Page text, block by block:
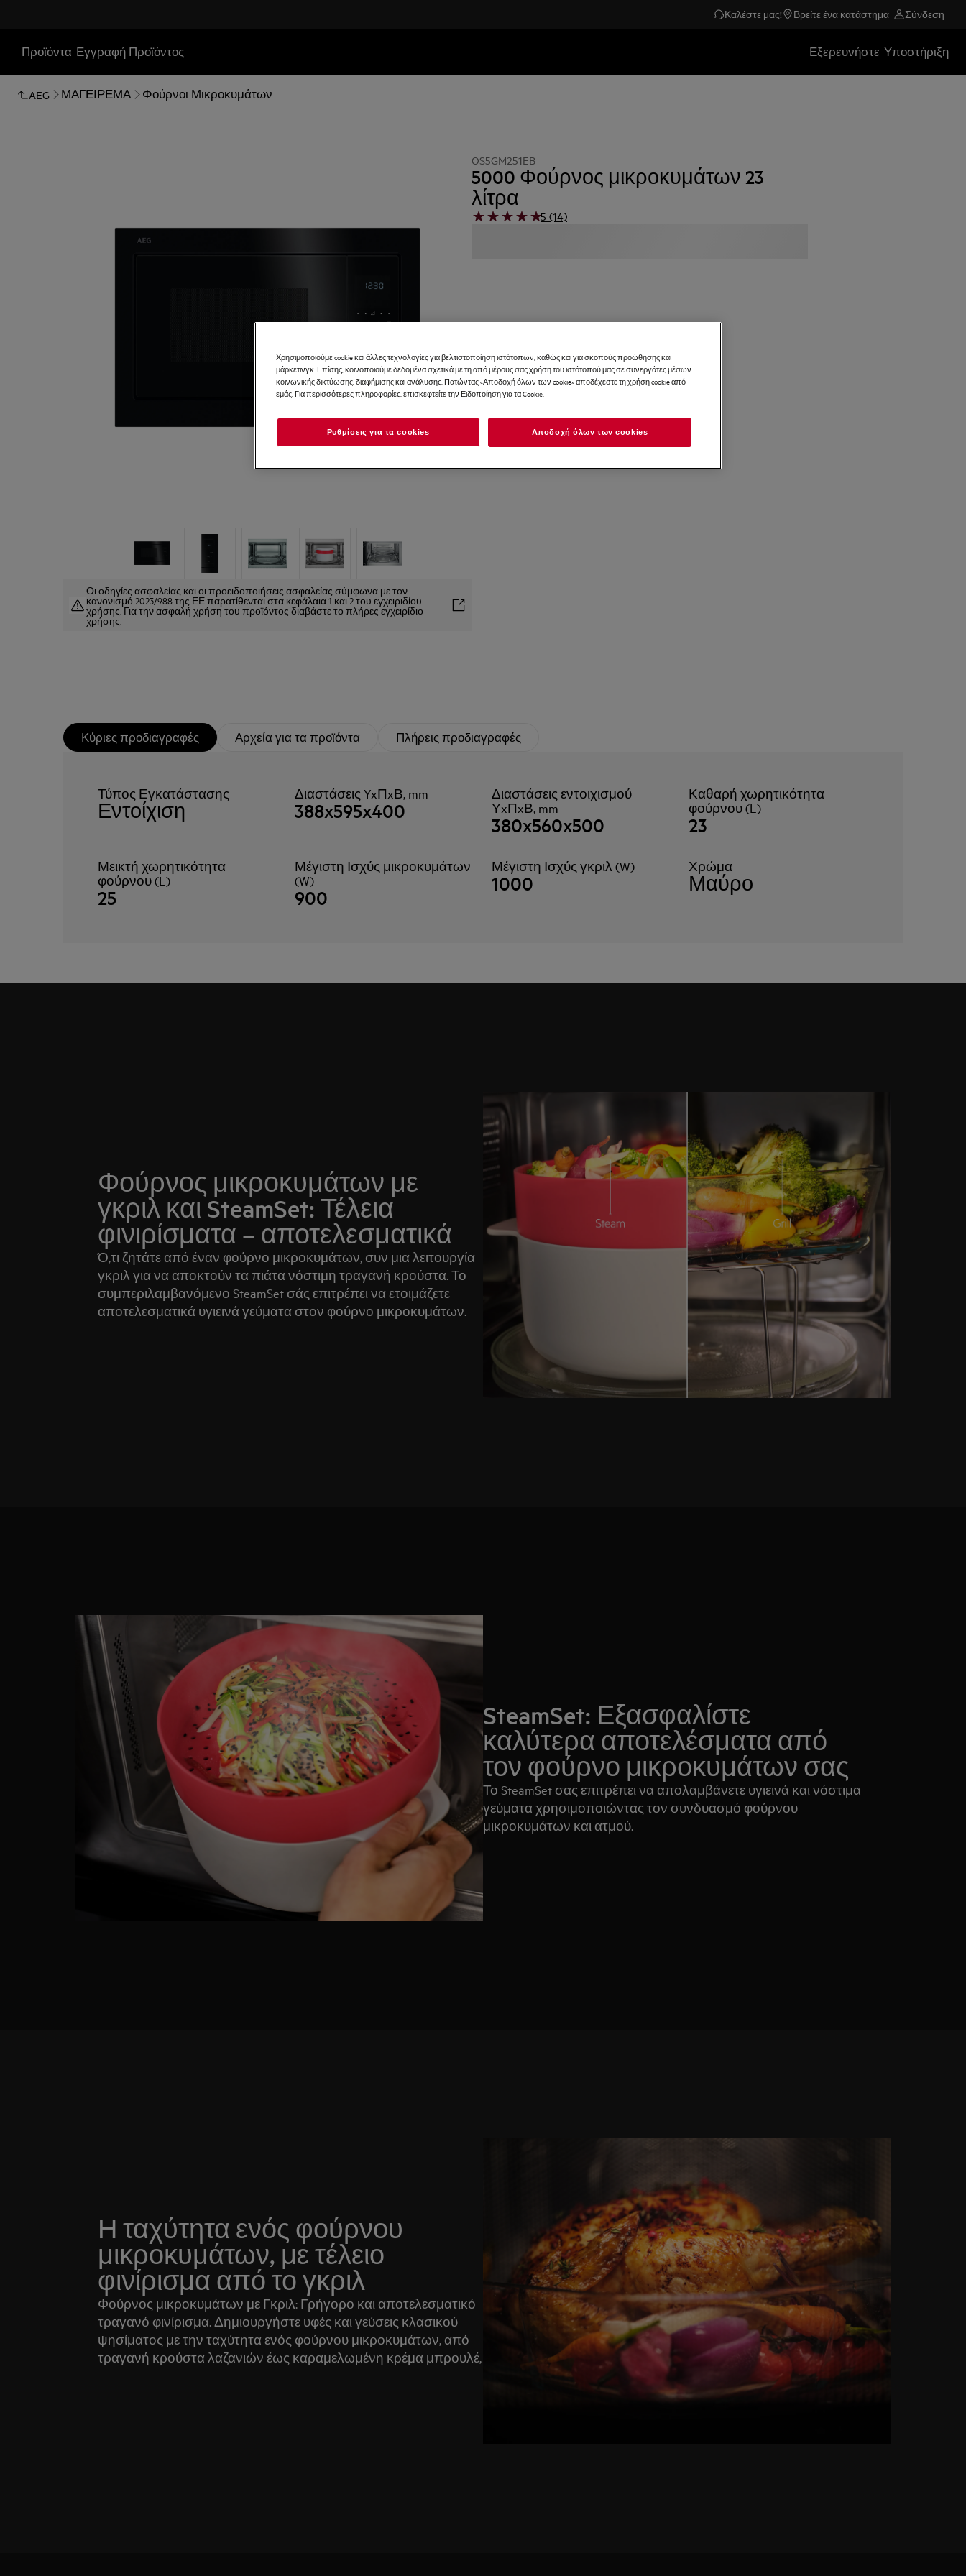
Καλέστε μας! Βρείτε ένα κατάστημα Σύνδεση
Προϊόντα Εγγραφή Προϊόντος Εξερευνήστε Υποστήριξη
AEG ΜΑΓΕΙΡΕΜΑ Φούρνοι Μικροκυμάτων
Οι οδηγίες ασφαλείας και οι προειδοποιήσεις ασφαλείας σύμφωνα με τον
κανονισμό 2023/988 της ΕΕ παρατίθενται στα κεφάλαια 1 και 2 του εγχειριδίου
χρήσης. Για την ασφαλή χρήση του προϊόντος διαβάστε το πλήρες εγχειρίδιο
χρήσης.
OS5GM251EB
5000 Φούρνος μικροκυμάτων 23
λίτρα
5 (14)
Κύριες προδιαγραφές Αρχεία για τα προϊόντα Πλήρεις προδιαγραφές
Τύπος Εγκατάστασης
Εντοίχιση
Διαστάσεις YxΠxΒ, mm
388x595x400
Διαστάσεις εντοιχισμού
ΥxΠxΒ, mm
380x560x500
Καθαρή χωρητικότητα
φούρνου (L)
23
Μεικτή χωρητικότητα
φούρνου (L)
25
Μέγιστη Ισχύς μικροκυμάτων
(W)
900
Μέγιστη Ισχύς γκριλ (W)
1000
Χρώμα
Μαύρο
Φούρνος μικροκυμάτων με
γκριλ και SteamSet: Τέλεια
φινιρίσματα – αποτελεσματικά
Ό,τι ζητάτε από έναν φούρνο μικροκυμάτων, συν μια λειτουργία
γκριλ για να αποκτούν τα πιάτα νόστιμη τραγανή κρούστα. Το
συμπεριλαμβανόμενο SteamSet σάς επιτρέπει να ετοιμάζετε
αποτελεσματικά υγιεινά γεύματα στον φούρνο μικροκυμάτων.
SteamSet: Εξασφαλίστε
καλύτερα αποτελέσματα από
τον φούρνο μικροκυμάτων σας
Το SteamSet σας επιτρέπει να απολαμβάνετε υγιεινά και νόστιμα
γεύματα χρησιμοποιώντας τον συνδυασμό φούρνου
μικροκυμάτων και ατμού.
Η ταχύτητα ενός φούρνου
μικροκυμάτων, με τέλειο
φινίρισμα από το γκριλ
Φούρνος μικροκυμάτων με Γκριλ: Γρήγορο και αποτελεσματικό
τραγανό φινίρισμα. Δημιουργήστε υφές και γεύσεις κλασικού
ψησίματος με την ταχύτητα ενός φούρνου μικροκυμάτων, από
τραγανή κρούστα λαζανιών έως καραμελωμένη κρέμα μπρουλέ,
Χρησιμοποιούμε cookie και άλλες τεχνολογίες για βελτιστοποίηση ιστότοπων, καθώς και για σκοπούς προώθησης και
μάρκετινγκ. Επίσης, κοινοποιούμε δεδομένα σχετικά με τη από μέρους σας χρήση του ιστότοπού μας σε συνεργάτες μέσων
κοινωνικής δικτύωσης, διαφήμισης και ανάλυσης. Πατώντας «Αποδοχή όλων των cookie» αποδέχεστε τη χρήση cookie από
εμάς. Για περισσότερες πληροφορίες, επισκεφτείτε την Ειδοποίηση για τα Cookie.
Ρυθμίσεις για τα cookies Αποδοχή όλων των cookies